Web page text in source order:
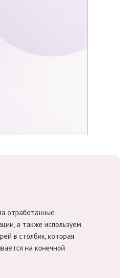
отработанные
а также используем
в столбик, которая
на конечной